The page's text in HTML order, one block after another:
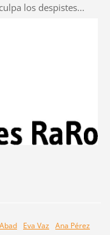
los despistes...
Eva Vaz Ana Pérez